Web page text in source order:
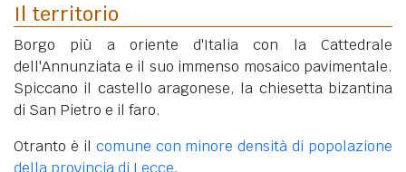
Il territorio
Borgo più a oriente d'Italia con la Cattedrale
dell'Annunziata e il suo immenso mosaico pavimentale.
Spiccano il castello aragonese, la chiesetta bizantina
di San Pietro e il faro.
Otranto è il comune con minore densità di popolazione